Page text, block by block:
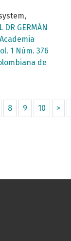
DR GERMÁN
1 Núm. 376
de
8 9 10 >